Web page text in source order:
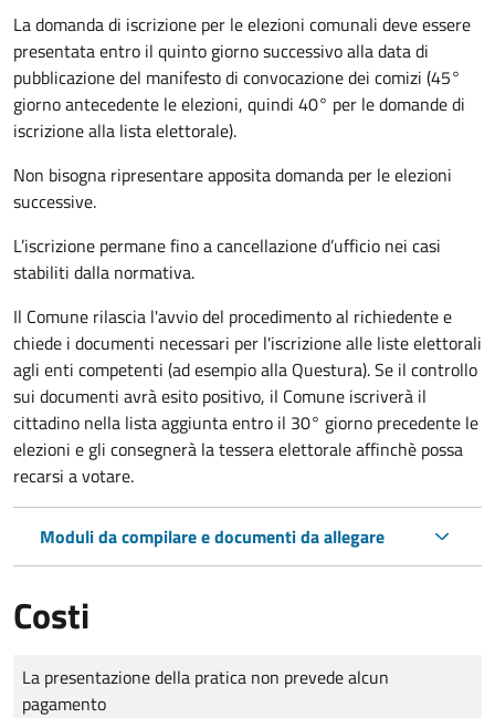
La domanda di iscrizione per le elezioni comunali deve essere
presentata entro il quinto giorno successivo alla data di
pubblicazione del manifesto di convocazione dei comizi (45°
giorno antecedente le elezioni, quindi 40° per le domande di
iscrizione alla lista elettorale).
Non bisogna ripresentare apposita domanda per le elezioni
successive.
L’iscrizione permane fino a cancellazione d’ufficio nei casi
stabiliti dalla normativa.
Il Comune rilascia l'avvio del procedimento al richiedente e
chiede i documenti necessari per l'iscrizione alle liste elettorali
agli enti competenti (ad esempio alla Questura). Se il controllo
sui documenti avrà esito positivo, il Comune iscriverà il
cittadino nella lista aggiunta entro il 30° giorno precedente le
elezioni e gli consegnerà la tessera elettorale affinchè possa
recarsi a votare.
Moduli da compilare e documenti da allegare
Costi
Tipo di pagamento
Importo
La presentazione della pratica non prevede alcun
pagamento